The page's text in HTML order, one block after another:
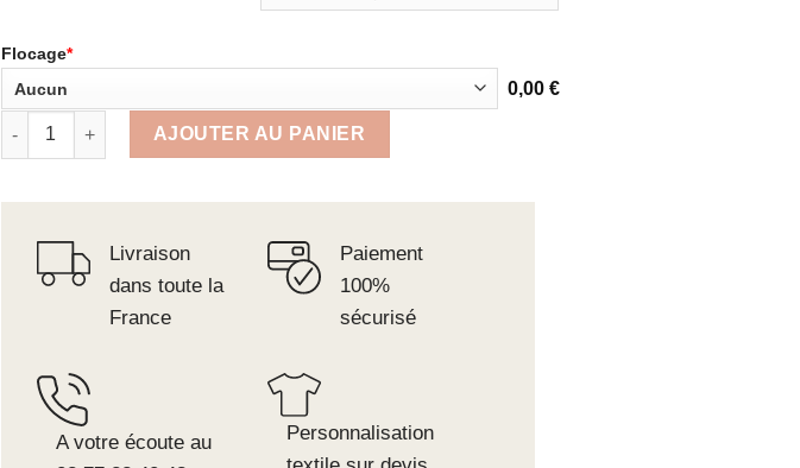
*
Flocage
0,00 €
quantité de SWEAT-SHIRT HOMME COL CAMIONNEUR STAN 02088
AJOUTER AU PANIER
Livraison
dans toute la
France
Paiement
100%
sécurisé
A votre écoute au
Personnalisation